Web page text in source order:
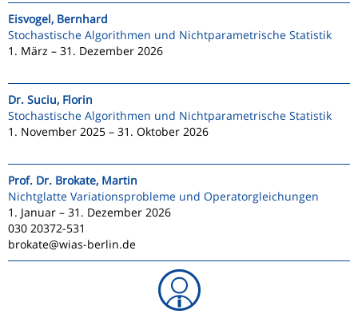
Eisvogel, Bernhard
Stochastische Algorithmen und Nichtparametrische Statistik
1. März – 31. Dezember 2026
Dr. Suciu, Florin
Stochastische Algorithmen und Nichtparametrische Statistik
1. November 2025 – 31. Oktober 2026
Prof. Dr. Brokate, Martin
Nichtglatte Variationsprobleme und Operatorgleichungen
1. Januar – 31. Dezember 2026
030 20372-531
brokate@wias-berlin.de